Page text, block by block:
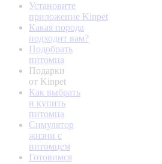
Установите
приложение Kinpet
Какая порода
подходит вам?
Подобрать
питомца
Подарки
от Kinpet
Как выбрать
и купить
питомца
Симулятор
жизни с
питомцем
Готовимся